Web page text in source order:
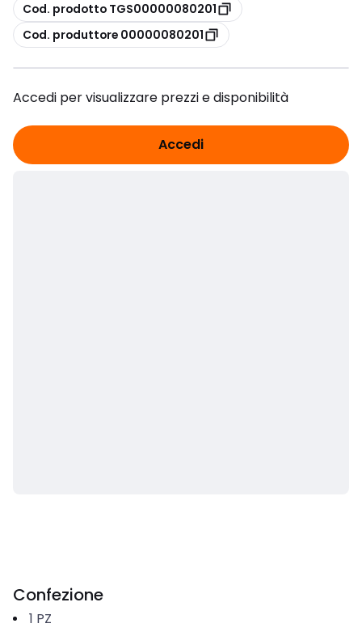
copia
Cod. prodotto TGS00000080201
copia
Cod. produttore 00000080201
Accedi per visualizzare prezzi e disponibilità
Accedi
Confezione
1 PZ